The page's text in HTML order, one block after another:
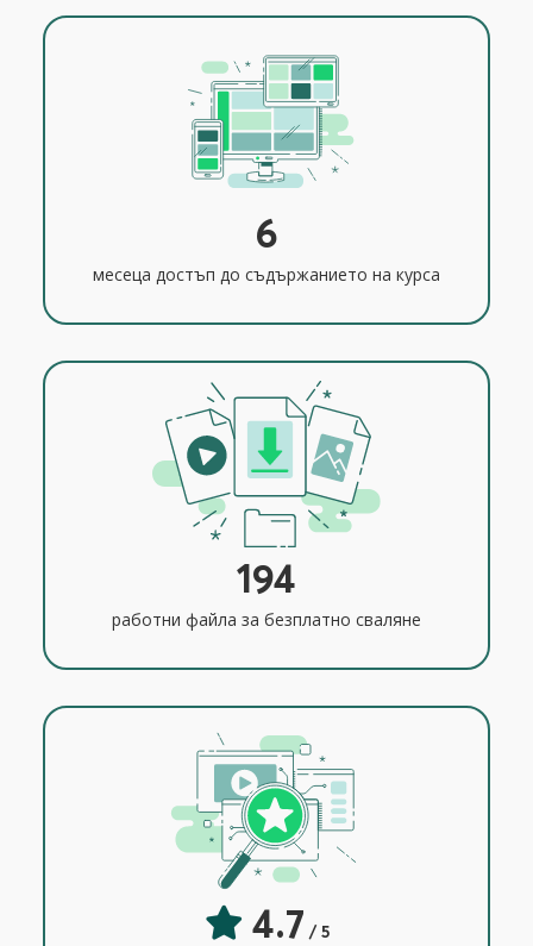
6
месеца достъп до съдържанието на курса
194
работни файла за безплатно сваляне
4.7 / 5